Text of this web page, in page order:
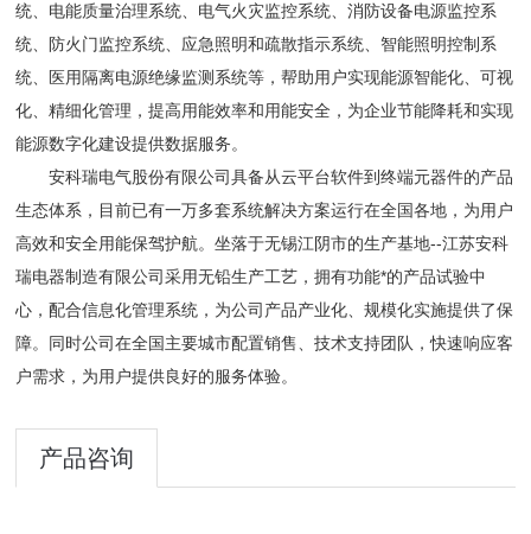
统、电能质量治理系统、电气火灾监控系统、消防设备电源监控系
统、防火门监控系统、应急照明和疏散指示系统、智能照明控制系
统、医用隔离电源绝缘监测系统等，帮助用户实现能源智能化、可视
化、精细化管理，提高用能效率和用能安全，为企业节能降耗和实现
能源数字化建设提供数据服务。
安科瑞电气股份有限公司具备从云平台软件到终端元器件的产品
生态体系，目前已有一万多套系统解决方案运行在全国各地，为用户
高效和安全用能保驾护航。坐落于无锡江阴市的生产基地--江苏安科
瑞电器制造有限公司采用无铅生产工艺，拥有功能*的产品试验中
心，配合信息化管理系统，为公司产品产业化、规模化实施提供了保
障。同时公司在全国主要城市配置销售、技术支持团队，快速响应客
户需求，为用户提供良好的服务体验。
产品咨询